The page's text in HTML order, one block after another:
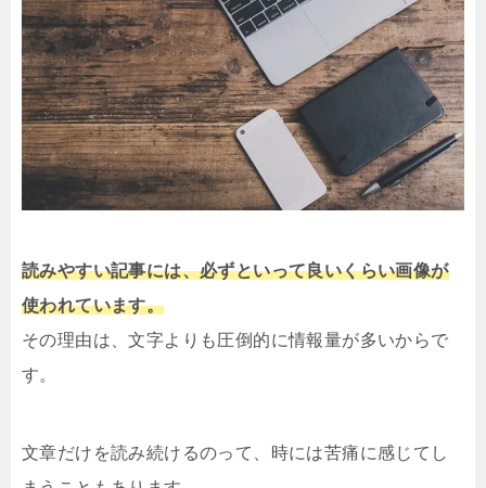
読みやすい記事には、必ずといって良いくらい画像が
使われています。
その理由は、文字よりも圧倒的に情報量が多いからで
す。
文章だけを読み続けるのって、時には苦痛に感じてし